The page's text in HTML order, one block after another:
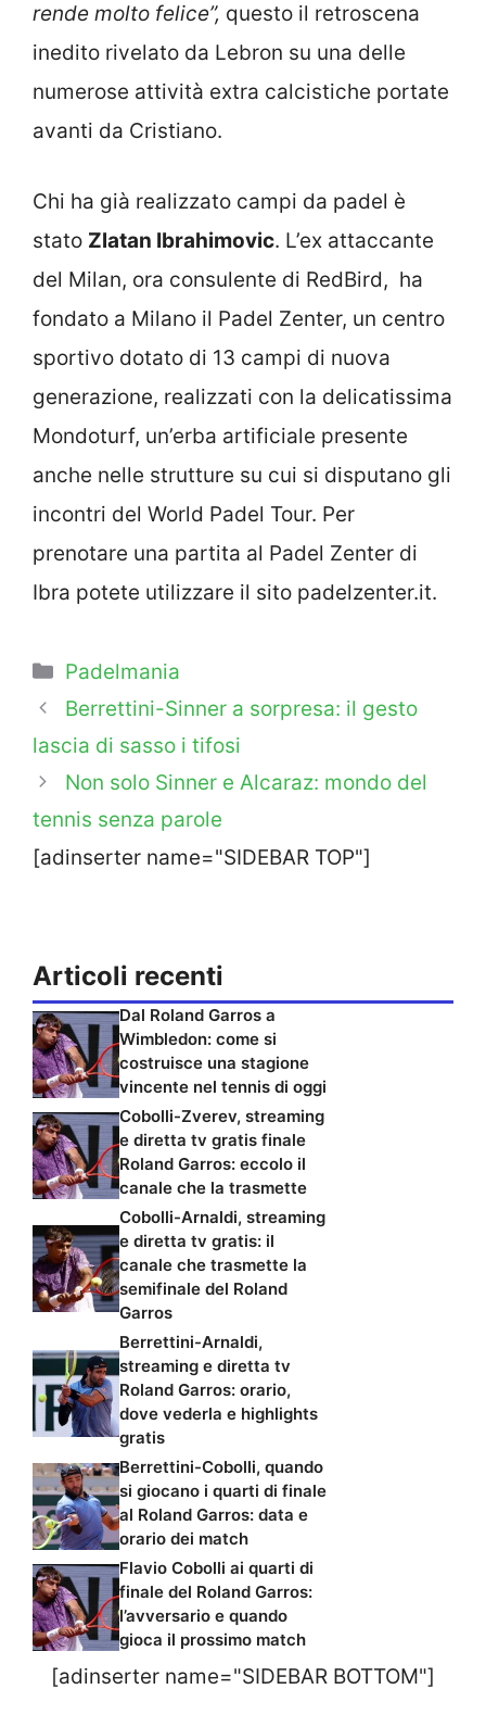
rende molto felice”, questo il retroscena
inedito rivelato da Lebron su una delle
numerose attività extra calcistiche portate
avanti da Cristiano.
Chi ha già realizzato campi da padel è
stato Zlatan Ibrahimovic. L’ex attaccante
del Milan, ora consulente di RedBird, ha
fondato a Milano il Padel Zenter, un centro
sportivo dotato di 13 campi di nuova
generazione, realizzati con la delicatissima
Mondoturf, un’erba artificiale presente
anche nelle strutture su cui si disputano gli
incontri del World Padel Tour. Per
prenotare una partita al Padel Zenter di
Ibra potete utilizzare il sito padelzenter.it.
Categorie
Padelmania
Berrettini-Sinner a sorpresa: il gesto
lascia di sasso i tifosi
Non solo Sinner e Alcaraz: mondo del
tennis senza parole
[adinserter name="SIDEBAR TOP"]
Articoli recenti
Dal Roland Garros a
Wimbledon: come si
costruisce una stagione
vincente nel tennis di oggi
Cobolli-Zverev, streaming
e diretta tv gratis finale
Roland Garros: eccolo il
canale che la trasmette
Cobolli-Arnaldi, streaming
e diretta tv gratis: il
canale che trasmette la
semifinale del Roland
Garros
Berrettini-Arnaldi,
streaming e diretta tv
Roland Garros: orario,
dove vederla e highlights
gratis
Berrettini-Cobolli, quando
si giocano i quarti di finale
al Roland Garros: data e
orario dei match
Flavio Cobolli ai quarti di
finale del Roland Garros:
l’avversario e quando
gioca il prossimo match
[adinserter name="SIDEBAR BOTTOM"]